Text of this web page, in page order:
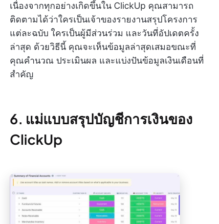
เนื่องจากทุกอย่างเกิดขึ้นใน ClickUp คุณสามารถ
ติดตามได้ว่าใครเป็นเจ้าของรายงานสรุปโครงการ
แต่ละฉบับ ใครเป็นผู้มีส่วนร่วม และวันที่อัปเดตครั้ง
ล่าสุด ด้วยวิธีนี้ คุณจะเห็นข้อมูลล่าสุดเสมอขณะที่
คุณคำนวณ ประเมินผล และแบ่งปันข้อมูลเงินเดือนที่
สำคัญ
6. แม่แบบสรุปบัญชีการเงินของ
ClickUp